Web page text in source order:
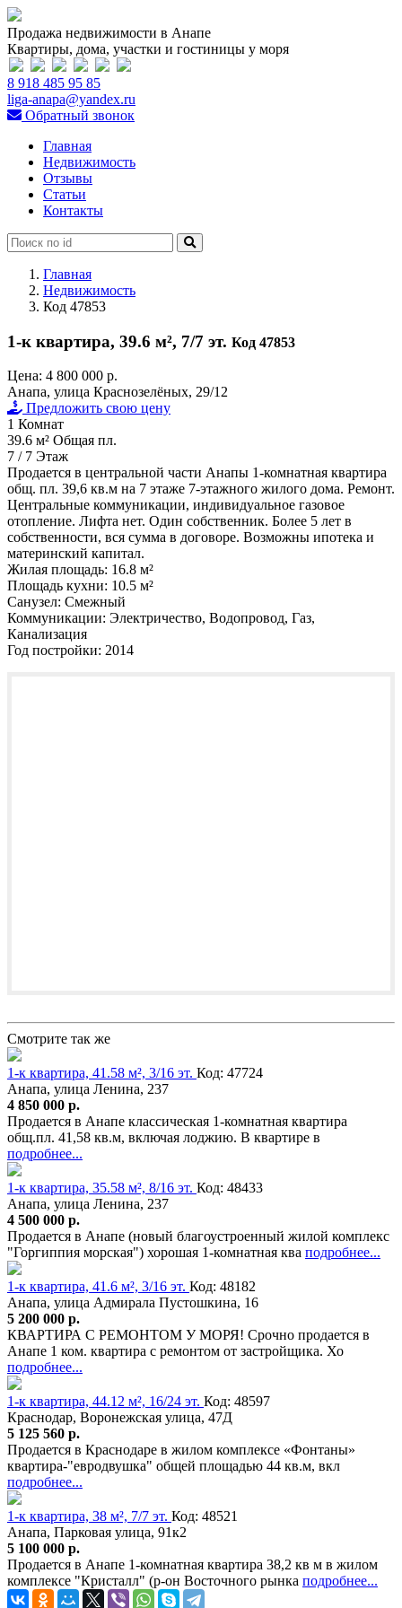
Продажа недвижимости в Анапе
Квартиры, дома, участки и гостиницы у моря
8 918 485 95 85
liga-anapa@yandex.ru
Обратный звонок
Главная
Недвижимость
Отзывы
Статьи
Контакты
Главная
Недвижимость
Код 47853
1-к квартира, 39.6 м², 7/7 эт. Код 47853
Цена: 4 800 000 р.
Анапа, улица Краснозелёных, 29/12
Предложить свою цену
1 Комнат
39.6 м² Общая пл.
7 / 7 Этаж
Продается в центральной части Анапы 1-комнатная квартира
общ. пл. 39,6 кв.м на 7 этаже 7-этажного жилого дома. Ремонт.
Центральные коммуникации, индивидуальное газовое
отопление. Лифта нет. Один собственник. Более 5 лет в
собственности, вся сумма в договоре. Возможны ипотека и
материнский капитал.
Жилая площадь: 16.8 м²
Площадь кухни: 10.5 м²
Санузел: Смежный
Коммуникации: Электричество, Водопровод, Газ,
Канализация
Год постройки: 2014
Смотрите так же
1-к квартира, 41.58 м², 3/16 эт. Код: 47724
Анапа, улица Ленина, 237
4 850 000 р.
Продается в Анапе классическая 1-комнатная квартира
общ.пл. 41,58 кв.м, включая лоджию. В квартире в
подробнее...
1-к квартира, 35.58 м², 8/16 эт. Код: 48433
Анапа, улица Ленина, 237
4 500 000 р.
Продается в Анапе (новый благоустроенный жилой комплекс
"Горгиппия морская") хорошая 1-комнатная ква подробнее...
1-к квартира, 41.6 м², 3/16 эт. Код: 48182
Анапа, улица Адмирала Пустошкина, 16
5 200 000 р.
КВАРТИРА С РЕМОНТОМ У МОРЯ! Срочно продается в
Анапе 1 ком. квартира с ремонтом от застройщика. Хо
подробнее...
1-к квартира, 44.12 м², 16/24 эт. Код: 48597
Краснодар, Воронежская улица, 47Д
5 125 560 р.
Продается в Краснодаре в жилом комплексе «Фонтаны»
квартира-"евродвушка" общей площадью 44 кв.м, вкл
подробнее...
1-к квартира, 38 м², 7/7 эт. Код: 48521
Анапа, Парковая улица, 91к2
5 100 000 р.
Продается в Анапе 1-комнатная квартира 38,2 кв м в жилом
комплексе "Кристалл" (р-он Восточного рынка подробнее...